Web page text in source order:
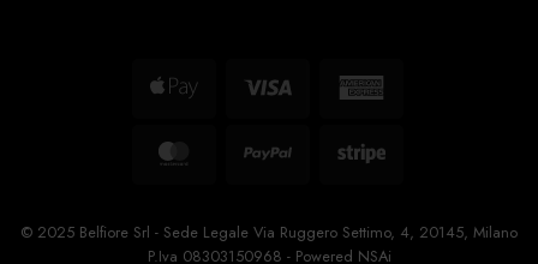
Apple
Visa
American
MasterCard
Stripe
© 2025 Belfiore Srl - Sede Legale Via Ruggero Settimo, 4, 20145, Milano
P.Iva 08303150968 - Powered NSAi